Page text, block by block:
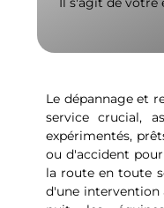
Le dépannage et
service crucial,
expérimentés,
ou d'accident
la route en toute
d'une intervention